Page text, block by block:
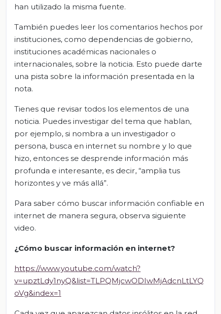
han utilizado la misma fuente.
También puedes leer los comentarios hechos por
instituciones, como dependencias de gobierno,
instituciones académicas nacionales o
internacionales, sobre la noticia. Esto puede darte
una pista sobre la información presentada en la
nota.
Tienes que revisar todos los elementos de una
noticia. Puedes investigar del tema que hablan,
por ejemplo, si nombra a un investigador o
persona, busca en internet su nombre y lo que
hizo, entonces se desprende información más
profunda e interesante, es decir, “amplia tus
horizontes y ve más allá”.
Para saber cómo buscar información confiable en
internet de manera segura, observa siguiente
video.
¿Cómo buscar información en internet?
https://www.youtube.com/watch?
v=upztLdy1nyQ&list=TLPQMjcwODIwMjAdcnLtLYQ
oVg&index=1